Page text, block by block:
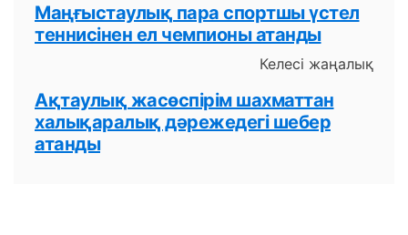
Маңғыстаулық пара спортшы үстел
теннисінен ел чемпионы атанды
Келесі жаңалық
Ақтаулық жасөспірім шахматтан
халықаралық дәрежедегі шебер
атанды